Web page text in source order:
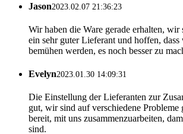
Jason2023.02.07 21:36:23
Wir haben die Ware gerade erhalten, wir
ein sehr guter Lieferant und hoffen,
bemühen werden, es noch besser zu
Evelyn2023.01.30 14:09:31
Die Einstellung der Lieferanten zur
gut, wir sind auf verschiedene Probleme
bereit, mit uns zusammenzuarbeiten,
sind.